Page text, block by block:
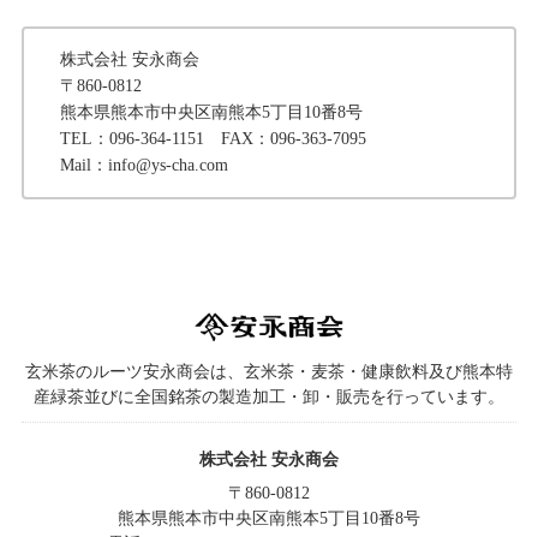
株式会社 安永商会
〒860-0812
熊本県熊本市中央区南熊本5丁目10番8号
TEL：096-364-1151 FAX：096-363-7095
Mail：info@ys-cha.com
玄米茶のルーツ安永商会は、玄米茶・麦茶・健康飲料及び熊本特
産緑茶並びに全国銘茶の製造加工・卸・販売を行っています。
株式会社 安永商会
〒860-0812
熊本県熊本市中央区南熊本5丁目10番8号